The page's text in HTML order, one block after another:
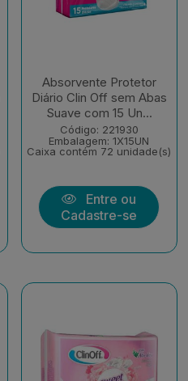
Absorvente Protetor
Diário Clin Off sem Abas
Suave com 15 Un...
Código: 221930
Embalagem: 1X15UN
Caixa contém 72 unidade(s)
Entre ou
Cadastre-se